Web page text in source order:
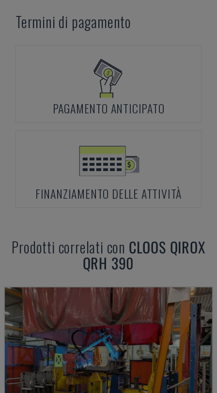
Termini di pagamento
PAGAMENTO ANTICIPATO
FINANZIAMENTO DELLE ATTIVITÀ
Prodotti correlati con CLOOS QIROX
QRH 390